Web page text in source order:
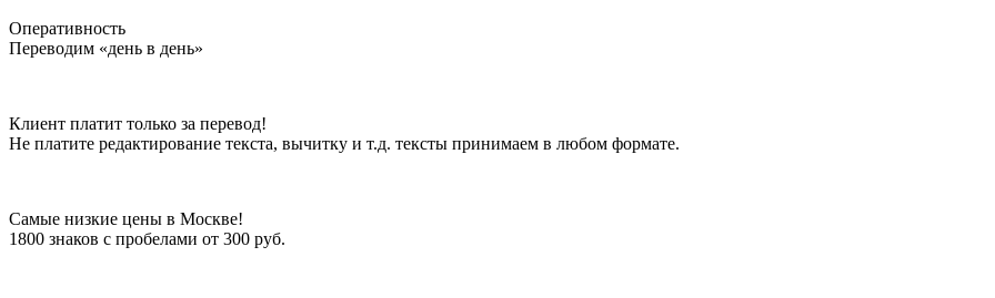
Оперативность
Переводим «день в день»
Клиент платит только за перевод!
Не платите редактирование текста, вычитку и т.д. тексты принимаем в любом формате.
Самые низкие цены в Москве!
1800 знаков с пробелами от 300 руб.